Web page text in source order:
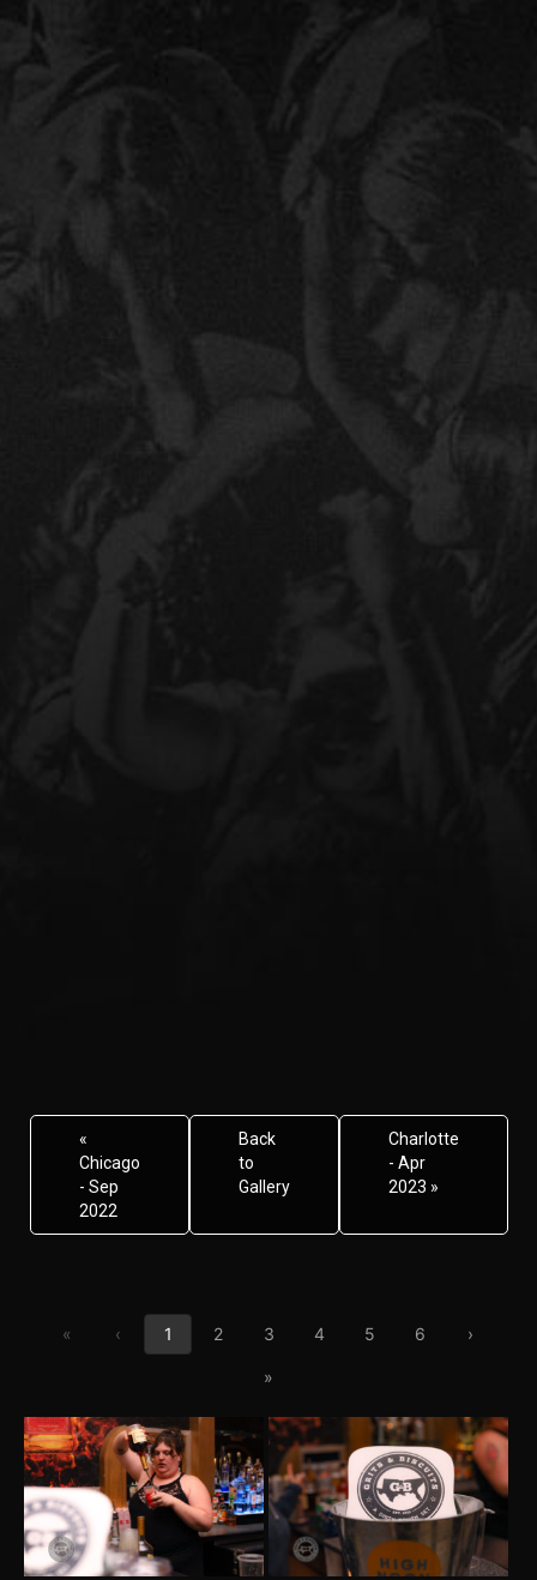
«
Chicago
- Sep
2022
Back
to
Gallery
Charlotte
- Apr
2023 »
First page
« Previous page
‹ 1 2 3 4 5 6 Next
›
Last page
»